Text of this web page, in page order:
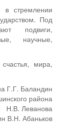
стремлении
Под
подвиги,
научные,
мира,
Г.Г. Баландин
района
Н.В. Леванова
В.Н. Абаньков